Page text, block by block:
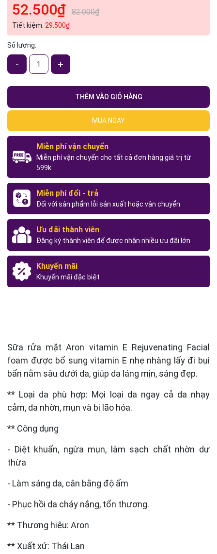
52.500₫ 82.000₫
Tiết kiệm: 29.500₫
Số lượng:
- +
THÊM VÀO GIỎ HÀNG
MUA NGAY
Miễn phí vận chuyển
Miễn phí vận chuyển cho tất cả đơn hàng giá trị từ
599k
Miễn phí đổi - trả
Đối với sản phẩm lỗi sản xuất hoặc vận chuyển
Ưu đãi thành viên
Đăng ký thành viên để được nhận nhiều ưu đãi lớn
Khuyến mãi
Khuyến mãi đặc biệt
Sữa rửa mặt Aron vitamin E Rejuvenating Facial
foam được bổ sung vitamin E nhẹ nhàng lấy đi bụi
bẩn nằm sâu dưới da, giúp da láng mịn, sáng đẹp.
** Loại da phù hợp: Mọi loại da ngay cả da nhạy
cảm, da nhờn, mụn và bị lão hóa.
** Công dụng
- Diệt khuẩn, ngừa mụn, làm sạch chất nhờn dư
thừa
- Làm sáng da, cân bằng độ ẩm
- Phục hồi da cháy nắng, tổn thương.
** Thương hiệu: Aron
** Xuất xứ: Thái Lan